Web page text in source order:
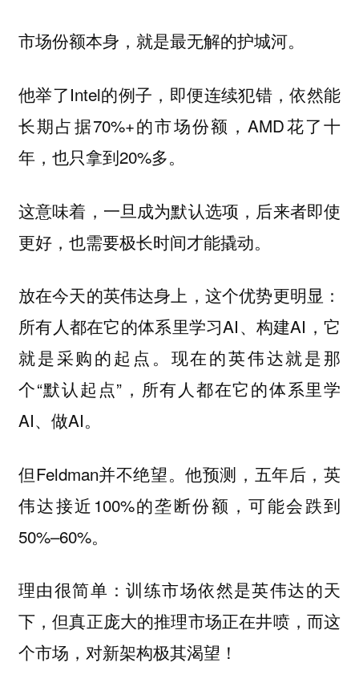
市场份额本身，就是最无解的护城河。
他举了Intel的例子，即便连续犯错，依然能
长期占据70%+的市场份额，AMD花了十
年，也只拿到20%多。
这意味着，一旦成为默认选项，后来者即使
更好，也需要极长时间才能撬动。
放在今天的英伟达身上，这个优势更明显：
所有人都在它的体系里学习AI、构建AI，它
就是采购的起点。现在的英伟达就是那
个“默认起点”，所有人都在它的体系里学
AI、做AI。
但Feldman并不绝望。他预测，五年后，英
伟达接近100%的垄断份额，可能会跌到
50%–60%。
理由很简单：训练市场依然是英伟达的天
下，但真正庞大的推理市场正在井喷，而这
个市场，对新架构极其渴望！